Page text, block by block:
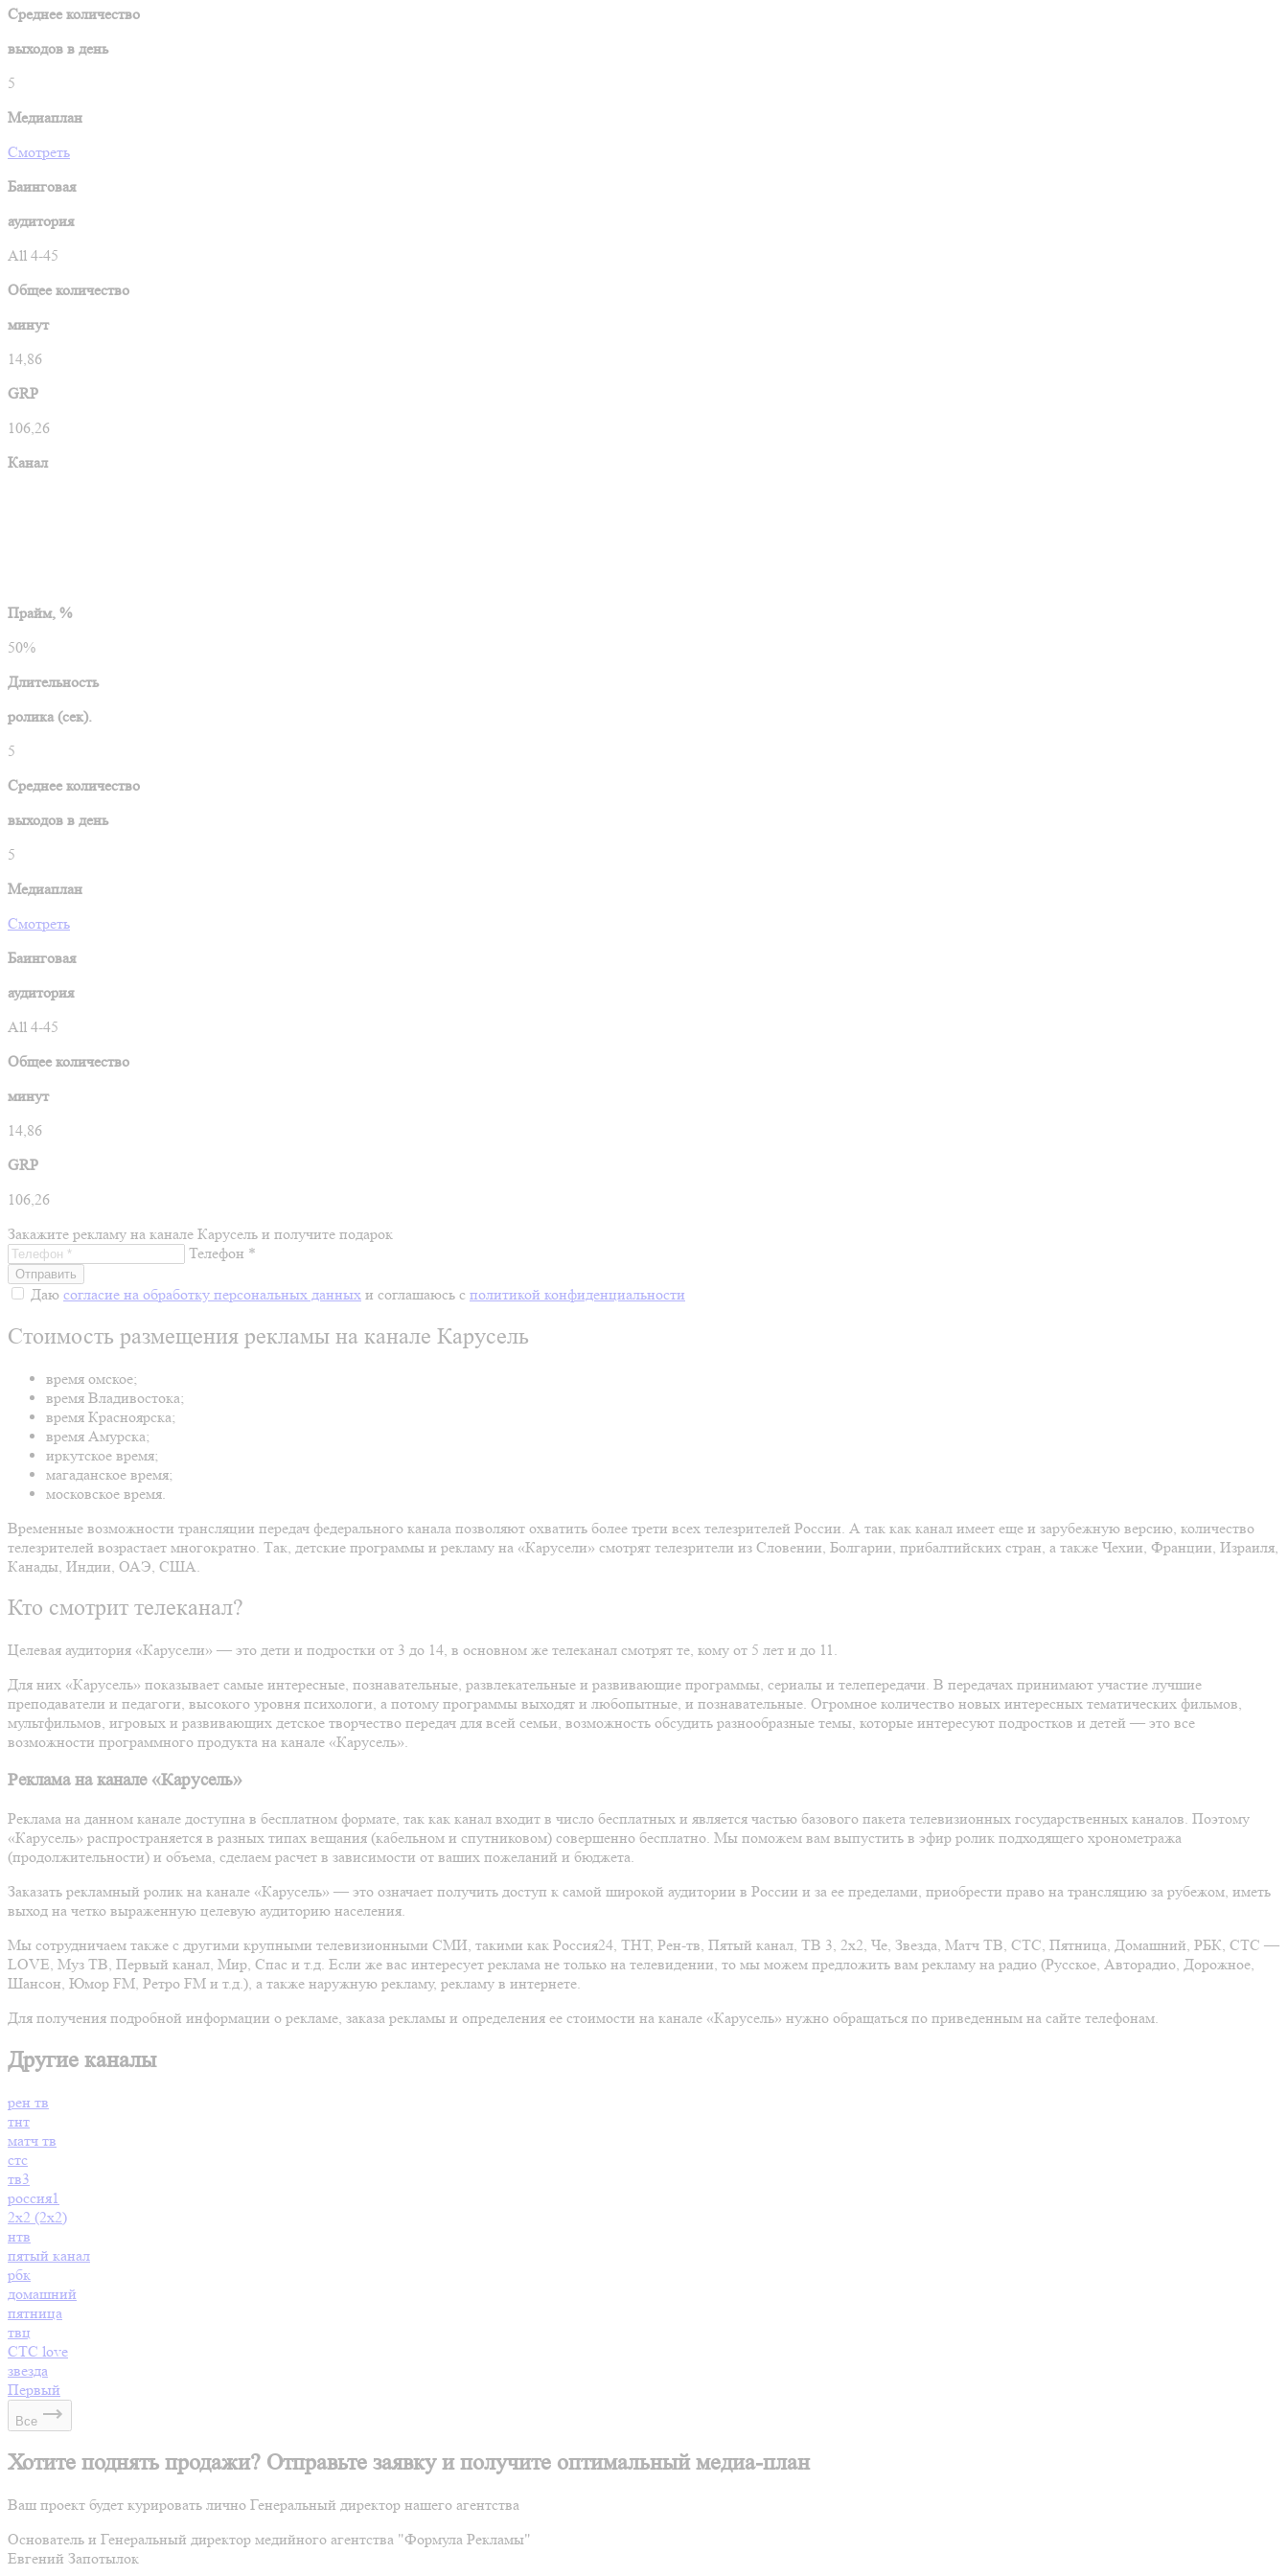
Среднее количество
выходов в день
5
Медиаплан
Смотреть
Баинговая
аудитория
All 4-45
Общее количество
минут
14,86
GRP
106,26
Канал
Прайм, %
50%
Длительность
ролика (сек).
5
Среднее количество
выходов в день
5
Медиаплан
Смотреть
Баинговая
аудитория
All 4-45
Общее количество
минут
14,86
GRP
106,26
Закажите рекламу на канале Карусель и получите подарок
Телефон *
Даю согласие на обработку персональных данных и соглашаюсь с политикой конфиденциальности
Стоимость размещения рекламы на канале Карусель
время омское;
время Владивостока;
время Красноярска;
время Амурска;
иркутское время;
магаданское время;
московское время.
Временные возможности трансляции передач федерального канала позволяют охватить более трети всех телезрителей России. А так как канал имеет еще и зарубежную версию, количество
телезрителей возрастает многократно. Так, детские программы и рекламу на «Карусели» смотрят телезрители из Словении, Болгарии, прибалтийских стран, а также Чехии, Франции, Израиля,
Канады, Индии, ОАЭ, США.
Кто смотрит телеканал?
Целевая аудитория «Карусели» — это дети и подростки от 3 до 14, в основном же телеканал смотрят те, кому от 5 лет и до 11.
Для них «Карусель» показывает самые интересные, познавательные, развлекательные и развивающие программы, сериалы и телепередачи. В передачах принимают участие лучшие
преподаватели и педагоги, высокого уровня психологи, а потому программы выходят и любопытные, и познавательные. Огромное количество новых интересных тематических фильмов,
мультфильмов, игровых и развивающих детское творчество передач для всей семьи, возможность обсудить разнообразные темы, которые интересуют подростков и детей — это все
возможности программного продукта на канале «Карусель».
Реклама на канале «Карусель»
Реклама на данном канале доступна в бесплатном формате, так как канал входит в число бесплатных и является частью базового пакета телевизионных государственных каналов. Поэтому
«Карусель» распространяется в разных типах вещания (кабельном и спутниковом) совершенно бесплатно. Мы поможем вам выпустить в эфир ролик подходящего хронометража
(продолжительности) и объема, сделаем расчет в зависимости от ваших пожеланий и бюджета.
Заказать рекламный ролик на канале «Карусель» — это означает получить доступ к самой широкой аудитории в России и за ее пределами, приобрести право на трансляцию за рубежом, иметь
выход на четко выраженную целевую аудиторию населения.
Мы сотрудничаем также с другими крупными телевизионными СМИ, такими как Россия24, ТНТ, Рен-тв, Пятый канал, ТВ 3, 2х2, Че, Звезда, Матч ТВ, СТС, Пятница, Домашний, РБК, СТС —
LOVE, Муз ТВ, Первый канал, Мир, Спас и т.д. Если же вас интересует реклама не только на телевидении, то мы можем предложить вам рекламу на радио (Русское, Авторадио, Дорожное,
Шансон, Юмор FM, Ретро FM и т.д.), а также наружную рекламу, рекламу в интернете.
Для получения подробной информации о рекламе, заказа рекламы и определения ее стоимости на канале «Карусель» нужно обращаться по приведенным на сайте телефонам.
Другие каналы
рен тв
тнт
матч тв
стс
тв3
россия1
2х2 (2x2)
нтв
пятый канал
рбк
домашний
пятница
твц
СТС love
звезда
Первый
Все
Хотите поднять продажи? Отправьте заявку и получите оптимальный медиа-план
Ваш проект будет курировать лично Генеральный директор нашего агентства
Основатель и Генеральный директор медийного агентства "Формула Рекламы"
Евгений Запотылок